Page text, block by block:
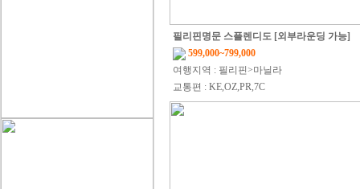
필리핀명문 스플렌디도 [외부라운딩 가능]
599,000~799,000
여행지역 : 필리핀>마닐라
교통편 : KE,OZ,PR,7C